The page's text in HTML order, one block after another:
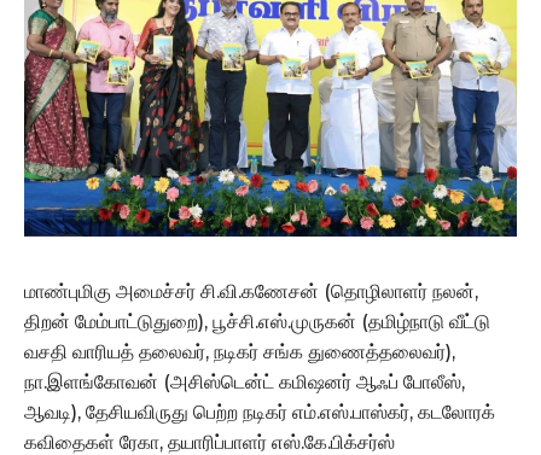
மாண்புமிகு அமைச்சர் சி.வி.கணேசன் (தொழிலாளர் நலன்,
திறன் மேம்பாட்டுதுறை), பூச்சி.எஸ்.முருகன் (தமிழ்நாடு வீட்டு
வசதி வாரியத் தலைவர், நடிகர் சங்க துணைத்தலைவர்),
நா.இளங்கோவன் (அசிஸ்டென்ட் கமிஷனர் ஆஃப் போலீஸ்,
ஆவடி), தேசியவிருது பெற்ற நடிகர் எம்.எஸ்.பாஸ்கர், கடலோரக்
கவிதைகள் ரேகா, தயாரிப்பாளர் எஸ்.கே.பிக்சர்ஸ்